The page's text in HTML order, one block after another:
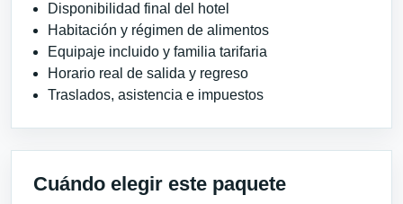
Disponibilidad final del hotel
Habitación y régimen de alimentos
Equipaje incluido y familia tarifaria
Horario real de salida y regreso
Traslados, asistencia e impuestos
Cuándo elegir este paquete